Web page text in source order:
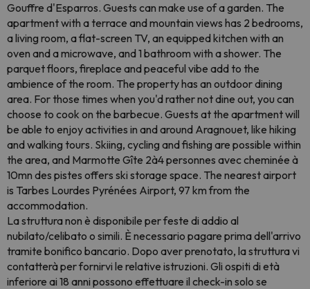
Gouffre d'Esparros. Guests can make use of a garden. The
apartment with a terrace and mountain views has 2 bedrooms,
a living room, a flat-screen TV, an equipped kitchen with an
oven and a microwave, and 1 bathroom with a shower. The
parquet floors, fireplace and peaceful vibe add to the
ambience of the room. The property has an outdoor dining
area. For those times when you'd rather not dine out, you can
choose to cook on the barbecue. Guests at the apartment will
be able to enjoy activities in and around Aragnouet, like hiking
and walking tours. Skiing, cycling and fishing are possible within
the area, and Marmotte Gîte 2à4 personnes avec cheminée à
10mn des pistes offers ski storage space. The nearest airport
is Tarbes Lourdes Pyrénées Airport, 97 km from the
accommodation.
La struttura non è disponibile per feste di addio al
nubilato/celibato o simili. È necessario pagare prima dell'arrivo
tramite bonifico bancario. Dopo aver prenotato, la struttura vi
contatterà per fornirvi le relative istruzioni. Gli ospiti di età
inferiore ai 18 anni possono effettuare il check-in solo se